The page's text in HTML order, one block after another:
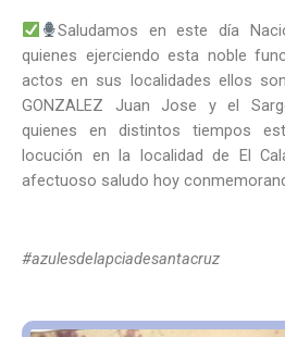
Saludamos en este día
quienes ejerciendo esta noble
actos en sus localidades ellos
GONZALEZ Juan Jose y el
quienes en distintos tiempos
locución en la localidad de El
afectuoso saludo hoy
#azulesdelapciadesantacruz